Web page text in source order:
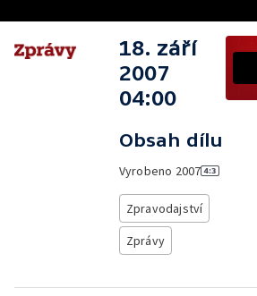
18. září
2007
04:00
Obsah dílu
Vyrobeno 2007
Zpravodajství
Zprávy